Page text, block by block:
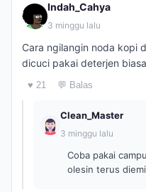
Indah_Cahya
3 minggu lalu
Cara ngilangin noda kopi
dicuci pakai deterjen
♥ 21 💬 Balas
Clean_Master
3 minggu lalu
Coba pakai
olesin terus